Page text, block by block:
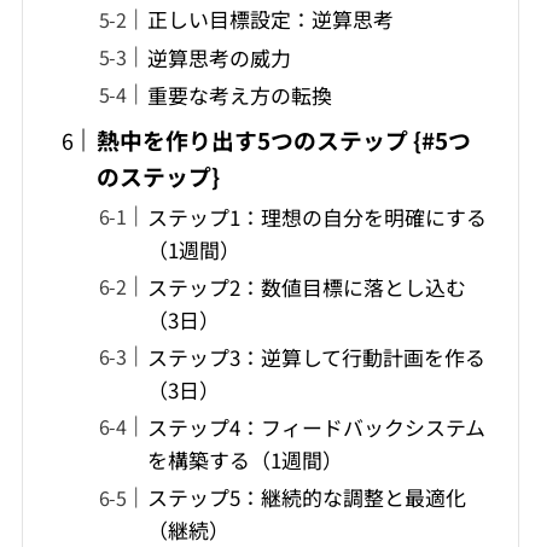
正しい目標設定：逆算思考
逆算思考の威力
重要な考え方の転換
熱中を作り出す5つのステップ {#5つ
のステップ}
ステップ1：理想の自分を明確にする
（1週間）
ステップ2：数値目標に落とし込む
（3日）
ステップ3：逆算して行動計画を作る
（3日）
ステップ4：フィードバックシステム
を構築する（1週間）
ステップ5：継続的な調整と最適化
（継続）